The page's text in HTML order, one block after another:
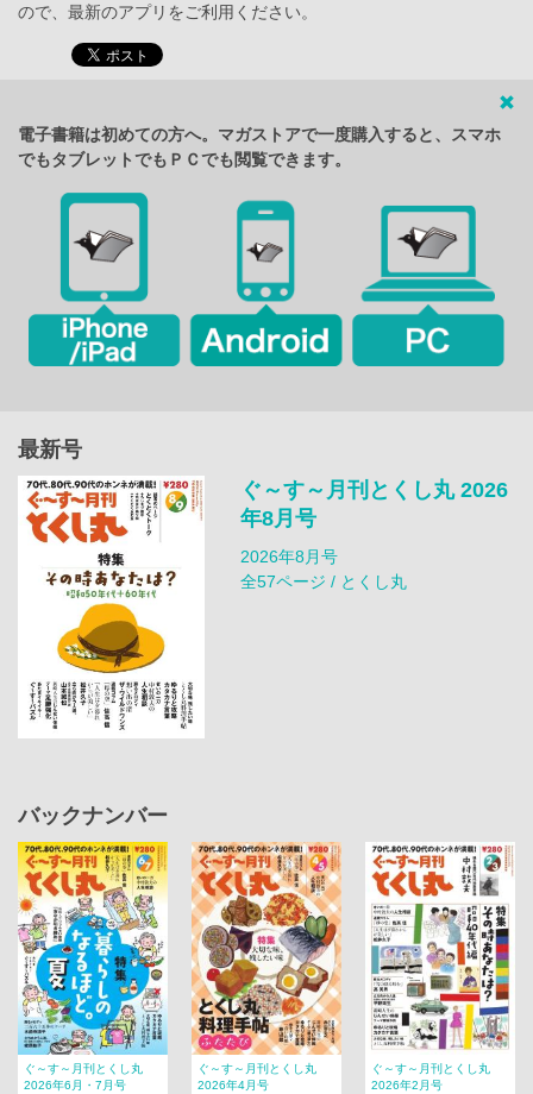
ので、最新のアプリをご利用ください。
電子書籍は初めての方へ。マガストアで一度購入すると、スマホ
でもタブレットでもＰＣでも閲覧できます。
最新号
ぐ～す～月刊とくし丸 2026
年8月号
2026年8月号
全57ページ / とくし丸
バックナンバー
ぐ～す～月刊とくし丸
2026年6月・7月号
ぐ～す～月刊とくし丸
2026年4月号
ぐ～す～月刊とくし丸
2026年2月号